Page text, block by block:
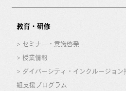
教育・研修
セミナー・意識啓発
授業情報
ダイバーシティ・インクルージョ
組支援プログラム